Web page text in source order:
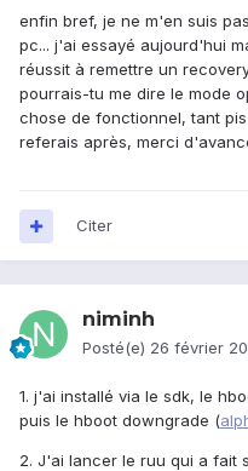
enfin bref, je ne m'en suis
pc... j'ai essayé aujourd'hui
réussit à remettre un
pourrais-tu me dire le mode
chose de fonctionnel, tant
referais après, merci
Citer
niminh
Posté(e) 26 février
1. j'ai installé via le sdk, le
puis le hboot downgrade (
2. J'ai lancer le ruu qui a fait